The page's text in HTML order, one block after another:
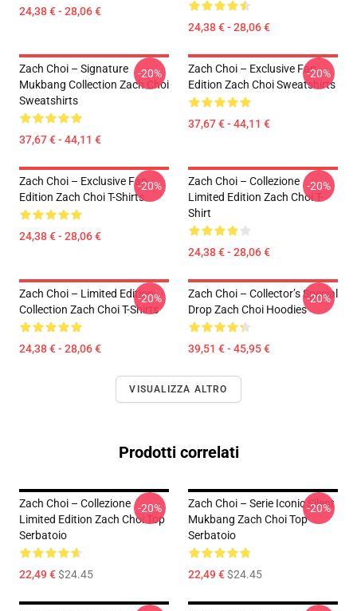
24,38 € - 28,06 €
24,38 € - 28,06 €
Zach Choi – Signature
Mukbang Collection Zach Choi
Sweatshirts
37,67 € - 44,11 €
-20%
Zach Choi – Exclusive Fan
Edition Zach Choi Sweatshirts
37,67 € - 44,11 €
-20%
Zach Choi – Exclusive Fan
Edition Zach Choi T-Shirts
24,38 € - 28,06 €
-20%
Zach Choi – Collezione
Limited Edition Zach Choi T-
Shirt
24,38 € - 28,06 €
-20%
Zach Choi – Limited Edition
Collection Zach Choi T-Shirts
24,38 € - 28,06 €
-20%
Zach Choi – Collector’s Special
Drop Zach Choi Hoodies
39,51 € - 45,95 €
-20%
VISUALIZZA ALTRO
Prodotti correlati
Zach Choi – Collezione
Limited Edition Zach Choi Top
Serbatoio
22,49 €$24.45
-20%
Zach Choi – Serie Iconic Silent
Mukbang Zach Choi Top
Serbatoio
22,49 €$24.45
-20%